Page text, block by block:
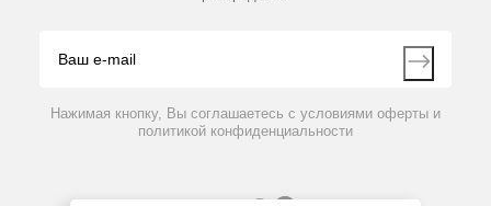
Контакты
Нажимая кнопку, Вы соглашаетесь с условиями оферты и
политикой конфиденциальности